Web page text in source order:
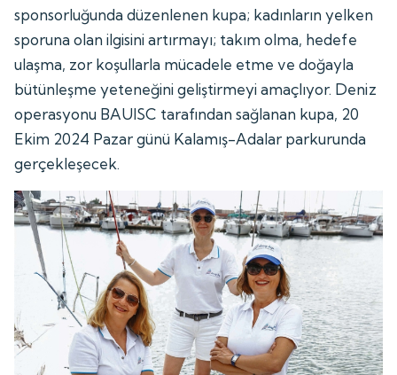
sponsorluğunda düzenlenen kupa; kadınların yelken
sporuna olan ilgisini artırmayı; takım olma, hedefe
ulaşma, zor koşullarla mücadele etme ve doğayla
bütünleşme yeteneğini geliştirmeyi amaçlıyor. Deniz
operasyonu BAUISC tarafından sağlanan kupa, 20
Ekim 2024 Pazar günü Kalamış-Adalar parkurunda
gerçekleşecek.